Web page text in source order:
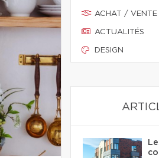
ACHAT / VENTE
ACTUALITÉS
DESIGN